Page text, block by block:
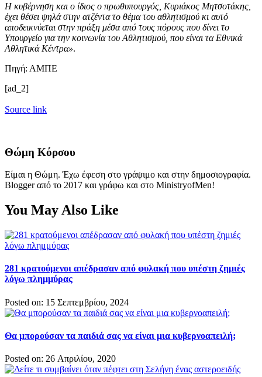
Η κυβέρνηση και ο ίδιος ο πρωθυπουργός, Κυριάκος Μητσοτάκης,
έχει θέσει ψηλά στην ατζέντα το θέμα του αθλητισμού κι αυτό
αποδεικνύεται στην πράξη μέσα από τους πόρους που δίνει το
Υπουργείο για την κοινωνία του Αθλητισμού, που είναι τα Εθνικά
Αθλητικά Κέντρα».
Πηγή: ΑΜΠΕ
[ad_2]
Source link
Θώμη Κόρσου
Είμαι η Θώμη. Έχω έφεση στο γράψιμο και στην δημοσιογραφία.
Blogger από το 2017 και γράφω και στο MinistryofMen!
You May Also Like
281 κρατούμενοι απέδρασαν από φυλακή που υπέστη ζημιές
λόγω πλημμύρας
Posted on: 15 Σεπτεμβρίου, 2024
Θα μπορούσαν τα παιδιά σας να είναι μια κυβερνοαπειλή;
Posted on: 26 Απριλίου, 2020